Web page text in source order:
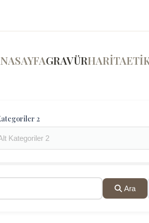
GRAVÜRHARİTA
2
Ara